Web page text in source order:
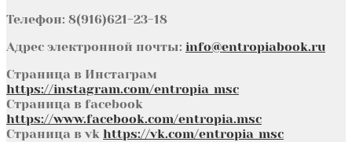
Телефон: 8(916)621-23-18
Адрес электронной почты: info@entropiabook.ru
Страница в Инстаграм
https://instagram.com/entropia_msc
Страница в facebook
https://www.facebook.com/entropia.msc
Страница в vk https://vk.com/entropia_msc